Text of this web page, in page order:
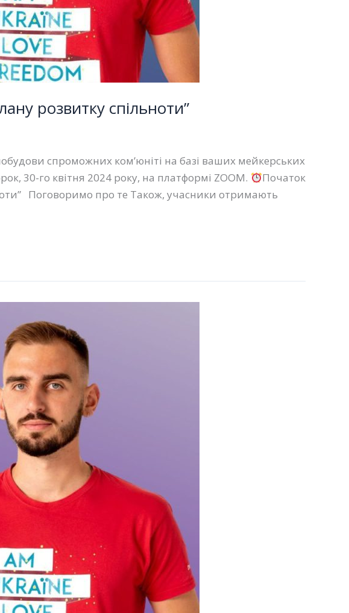
розвитку спільноти”
спроможних ком’юніті на базі ваших мейкерських
30-го квітня 2024 року, на платформі ZOOM.
Початок
Поговоримо про те Також, учасники отримають